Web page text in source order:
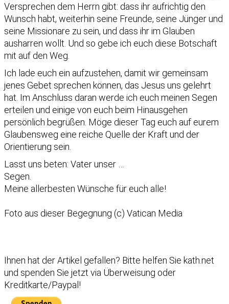
Versprechen dem Herrn gibt: dass ihr aufrichtig den
Wunsch habt, weiterhin seine Freunde, seine Jünger und
seine Missionare zu sein, und dass ihr im Glauben
ausharren wollt. Und so gebe ich euch diese Botschaft
mit auf den Weg.
Ich lade euch ein aufzustehen, damit wir gemeinsam
jenes Gebet sprechen können, das Jesus uns gelehrt
hat. Im Anschluss daran werde ich euch meinen Segen
erteilen und einige von euch beim Hinausgehen
persönlich begrüßen. Möge dieser Tag euch auf eurem
Glaubensweg eine reiche Quelle der Kraft und der
Orientierung sein.
Lasst uns beten: Vater unser …
Segen.
Meine allerbesten Wünsche für euch alle!
Foto aus dieser Begegnung (c) Vatican Media
Ihnen hat der Artikel gefallen? Bitte helfen Sie kath.net
und spenden Sie jetzt via Überweisung oder
Kreditkarte/Paypal!